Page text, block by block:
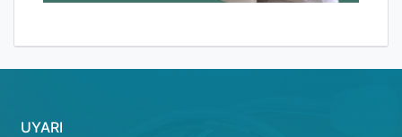
UYARI